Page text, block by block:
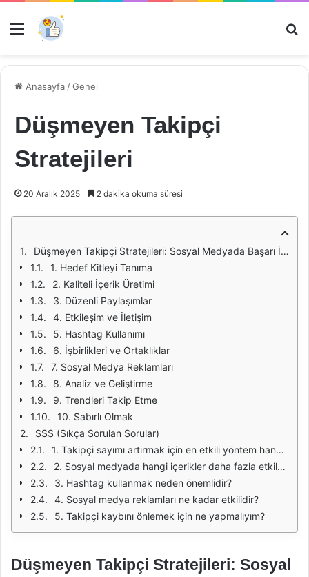
Menü
Anasayfa /Genel
Düşmeyen Takipçi
Stratejileri
20 Aralık 2025 2 dakika okuma süresi
Düşmeyen Takipçi Stratejileri: Sosyal Medyada Başarı İçin Anahtar Yöntemler
1. Hedef Kitleyi Tanıma
2. Kaliteli İçerik Üretimi
3. Düzenli Paylaşımlar
4. Etkileşim ve İletişim
5. Hashtag Kullanımı
6. İşbirlikleri ve Ortaklıklar
7. Sosyal Medya Reklamları
8. Analiz ve Geliştirme
9. Trendleri Takip Etme
10. Sabırlı Olmak
SSS (Sıkça Sorulan Sorular)
1. Takipçi sayımı artırmak için en etkili yöntem hangisidir?
2. Sosyal medyada hangi içerikler daha fazla etkileşim alır?
3. Hashtag kullanmak neden önemlidir?
4. Sosyal medya reklamları ne kadar etkilidir?
5. Takipçi kaybını önlemek için ne yapmalıyım?
Düşmeyen Takipçi Stratejileri: Sosyal